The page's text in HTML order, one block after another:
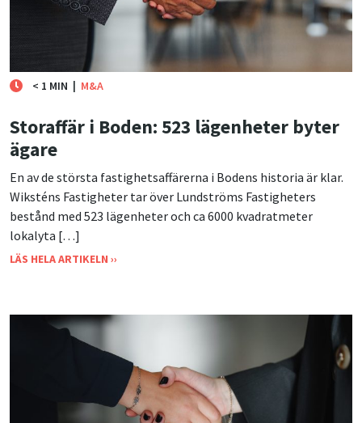
< 1 MIN | M&A
Storaffär i Boden: 523 lägenheter byter
ägare
En av de största fastighetsaffärerna i Bodens historia är klar.
Wiksténs Fastigheter tar över Lundströms Fastigheters
bestånd med 523 lägenheter och ca 6000 kvadratmeter
lokalyta […]
LÄS HELA ARTIKELN ››